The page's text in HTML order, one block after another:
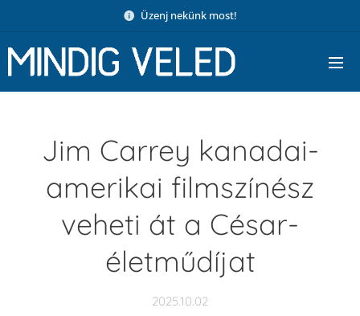
Üzenj nekünk most!
Jim Carrey kanadai-
amerikai filmszínész
veheti át a César-
életműdíjat
2025.10.02